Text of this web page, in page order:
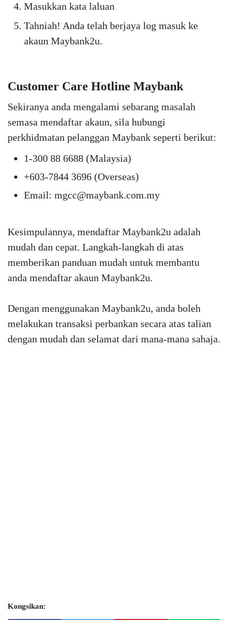
Masukkan kata laluan
Tahniah! Anda telah berjaya log masuk ke
akaun Maybank2u.
Customer Care Hotline Maybank
Sekiranya anda mengalami sebarang masalah
semasa mendaftar akaun, sila hubungi
perkhidmatan pelanggan Maybank seperti berikut:
1-300 88 6688 (Malaysia)
+603-7844 3696 (Overseas)
Email: mgcc@maybank.com.my
Kesimpulannya, mendaftar Maybank2u adalah
mudah dan cepat. Langkah-langkah di atas
memberikan panduan mudah untuk membantu
anda mendaftar akaun Maybank2u.
Dengan menggunakan Maybank2u, anda boleh
melakukan transaksi perbankan secara atas talian
dengan mudah dan selamat dari mana-mana sahaja.
Kongsikan: